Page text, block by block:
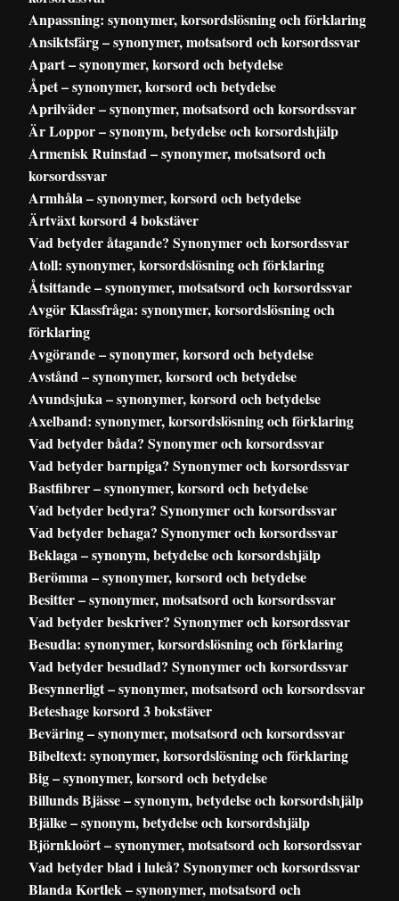
Anpassning: synonymer, korsordslösning och förklaring
Ansiktsfärg – synonymer, motsatsord och korsordssvar
Apart – synonymer, korsord och betydelse
Åpet – synonymer, korsord och betydelse
Aprilväder – synonymer, motsatsord och korsordssvar
Är Loppor – synonym, betydelse och korsordshjälp
Armenisk Ruinstad – synonymer, motsatsord och
korsordssvar
Armhåla – synonymer, korsord och betydelse
Ärtväxt korsord 4 bokstäver
Vad betyder åtagande? Synonymer och korsordssvar
Atoll: synonymer, korsordslösning och förklaring
Åtsittande – synonymer, motsatsord och korsordssvar
Avgör Klassfråga: synonymer, korsordslösning och
förklaring
Avgörande – synonymer, korsord och betydelse
Avstånd – synonymer, korsord och betydelse
Avundsjuka – synonymer, korsord och betydelse
Axelband: synonymer, korsordslösning och förklaring
Vad betyder båda? Synonymer och korsordssvar
Vad betyder barnpiga? Synonymer och korsordssvar
Bastfibrer – synonymer, korsord och betydelse
Vad betyder bedyra? Synonymer och korsordssvar
Vad betyder behaga? Synonymer och korsordssvar
Beklaga – synonym, betydelse och korsordshjälp
Berömma – synonymer, korsord och betydelse
Besitter – synonymer, motsatsord och korsordssvar
Vad betyder beskriver? Synonymer och korsordssvar
Besudla: synonymer, korsordslösning och förklaring
Vad betyder besudlad? Synonymer och korsordssvar
Besynnerligt – synonymer, motsatsord och korsordssvar
Beteshage korsord 3 bokstäver
Beväring – synonymer, motsatsord och korsordssvar
Bibeltext: synonymer, korsordslösning och förklaring
Big – synonymer, korsord och betydelse
Billunds Bjässe – synonym, betydelse och korsordshjälp
Bjälke – synonym, betydelse och korsordshjälp
Björnkloört – synonymer, motsatsord och korsordssvar
Vad betyder blad i luleå? Synonymer och korsordssvar
Blanda Kortlek – synonymer, motsatsord och